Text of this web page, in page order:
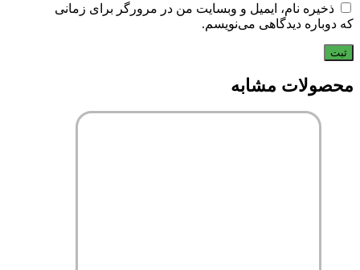
ذخیره نام، ایمیل و وبسایت من در مرورگر برای زمانی
که دوباره دیدگاهی می‌نویسم.
محصولات مشابه